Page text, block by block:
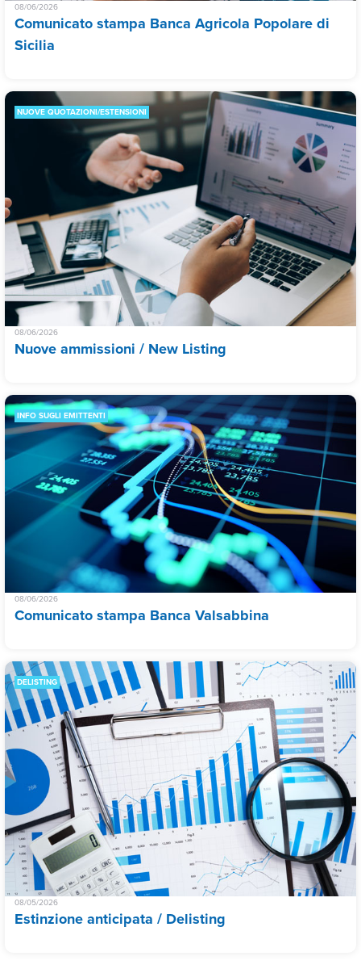
08/06/2026
Comunicato stampa Banca Agricola Popolare di
Sicilia
NUOVE QUOTAZIONI/ESTENSIONI
08/06/2026
Nuove ammissioni / New Listing
INFO SUGLI EMITTENTI
08/06/2026
Comunicato stampa Banca Valsabbina
DELISTING
08/05/2026
Estinzione anticipata / Delisting